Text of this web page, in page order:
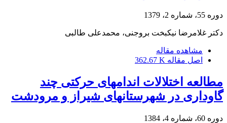
دوره 55، شماره 2، 1379
دکتر غلامرضا نیکبخت بروجنی، محمدعلی طالبی
مشاهده مقاله
اصل مقاله 362.67 K
مطالعه اختلالات اندامهای حرکتی چند
گاوداری در شهرستانهای شیراز و مرودشت
دوره 60، شماره 4، 1384